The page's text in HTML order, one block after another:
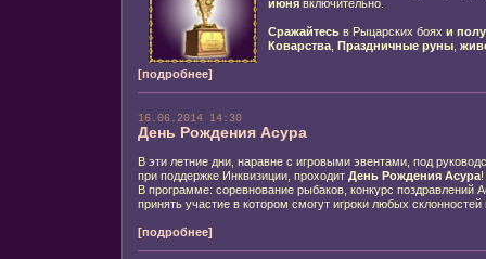
июня включительно.
Сражайтесьв Рыцарских боях и
Коварства, Праздничные руны,
[подробнее]
16.06.2014 14:30
День Рождения Асура
В эти летние дни, наравне с игровыми эвентами, под
при поддержке Инквизиции, проходит День Рождения Асура!
В программе: соревнование рыбаков, конкурс поздравлений
принять участие в котором смогут игроки любых склонностей
[подробнее]